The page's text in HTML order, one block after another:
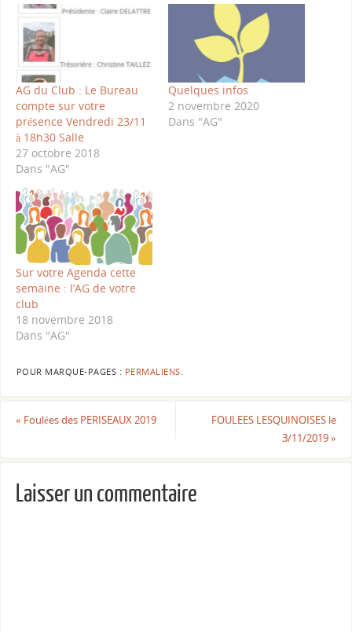
AG du Club : Le Bureau
compte sur votre
présence Vendredi 23/11
à 18h30 Salle
27 octobre 2018
Dans "AG"
Quelques infos
2 novembre 2020
Dans "AG"
Sur votre Agenda cette
semaine : l’AG de votre
club
18 novembre 2018
Dans "AG"
POUR MARQUE-PAGES : PERMALIENS.
« Foulées des PERISEAUX 2019
FOULEES LESQUINOISES le
3/11/2019»
Laisser un commentaire